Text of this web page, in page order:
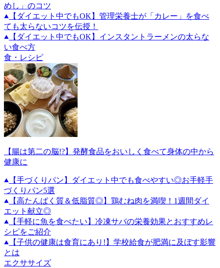
めし」のコツ
【ダイエット中でもOK】管理栄養士が「カレー」を食べ
ても太らないコツを伝授！
【ダイエット中でもOK】インスタントラーメンの太らな
い食べ方
食・レシピ
【腸は第二の脳!?】発酵食品をおいしく食べて身体の中から
健康に
【手づくりパン】ダイエット中でも食べやすい◎お手軽手
づくりパン5選
【高たんぱく質＆低脂質◎】鶏むね肉を満喫！1週間ダイ
エット献立◎
【手軽に魚を食べたい】冷凍サバの栄養効果とおすすめレ
シピをご紹介
【子供の健康は食育にあり!】学校給食が肥満に及ぼす影響
とは
エクササイズ